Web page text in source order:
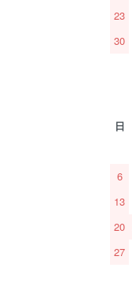
23
30
日
6
13
20
27